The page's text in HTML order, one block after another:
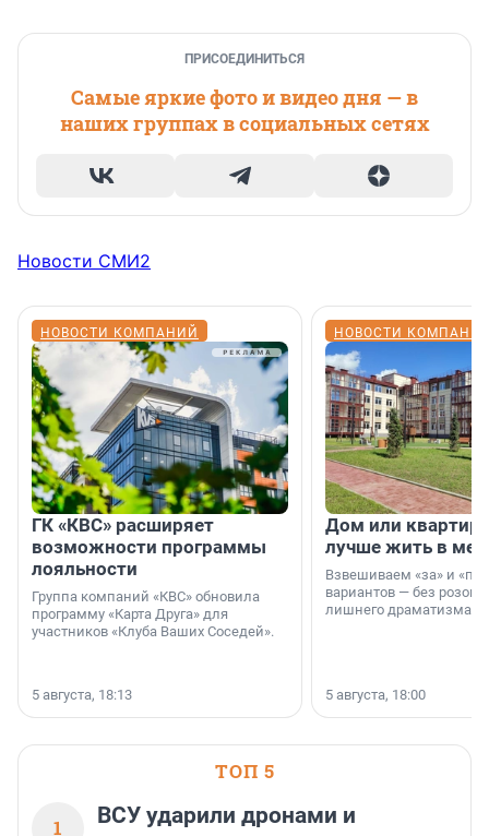
ПРИСОЕДИНИТЬСЯ
Самые яркие фото и видео дня — в
наших группах в социальных сетях
Новости СМИ2
НОВОСТИ КОМПАНИЙ
ГК «КВС» расширяет
возможности программы
лояльности
Группа компаний «КВС» обновила
программу «Карта Друга» для
участников «Клуба Ваших Соседей».
5 августа, 18:13
НОВОСТИ
Дом или
лучше жить в
Взвешиваем «за» и
вариантов — без
лишнего драматизма.
5 августа, 18:00
ТОП 5
1
ВСУ ударили дронами и